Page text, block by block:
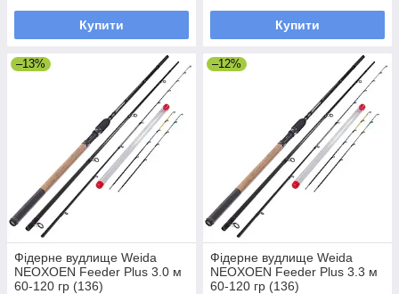
Купити Купити
–13%
Фідерне вудлище Weida
NEOXOEN Feeder Plus 3.0 м
60-120 гр (136)
–12%
Фідерне вудлище Weida
NEOXOEN Feeder Plus 3.3 м
60-120 гр (136)